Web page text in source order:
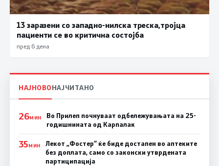
13 заразени со западно-нилска треска,тројца
пациенти се во критична состојба
пред 6 дена
НАЈНОВОНАЈЧИТАНО
26МИН
Во Прилеп почнуваат одбележувањата на 25-
годишнината од Карпалак
35МИН
Лекот „Фостер“ ќе биде достапен во аптеките
без доплата, само со законски утврдената
партиципација